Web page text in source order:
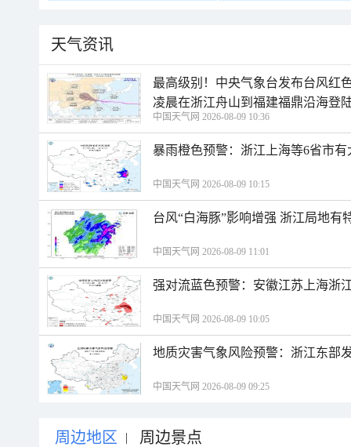
天气资讯
最高级别！中央气象台发布台风红
凌晨在浙江舟山到福建福鼎沿海登
中国天气网 2026-08-09 10:36
暴雨橙色预警：浙江上海等6省市
中国天气网 2026-08-09 10:15
台风“白海豚”影响增强 浙江局地有
中国天气网 2026-08-09 11:01
强对流蓝色预警：安徽江苏上海浙
中国天气网 2026-08-09 10:05
地质灾害气象风险预警：浙江东部
中国天气网 2026-08-09 09:25
周边地区 | 周边景点